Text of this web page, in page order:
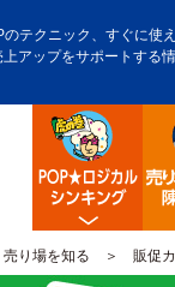
のテクニック、すぐに使
アップをサポートする
売り場を知る ＞ 販促